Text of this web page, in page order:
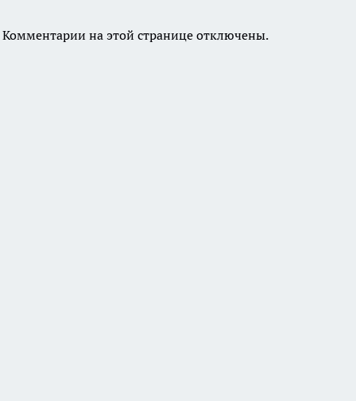
Комментарии на этой странице отключены.